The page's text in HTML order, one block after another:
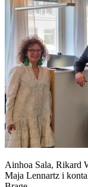
Ainhoa Sala, Rikard
Maja Lennartz i